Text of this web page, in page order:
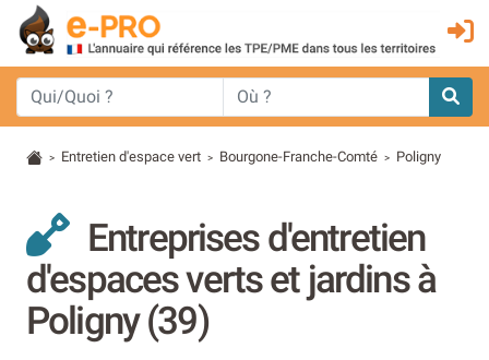
> Entretien d'espace vert > Bourgone-Franche-Comté > Poligny
Entreprises d'entretien
d'espaces verts et jardins à
Poligny (39)